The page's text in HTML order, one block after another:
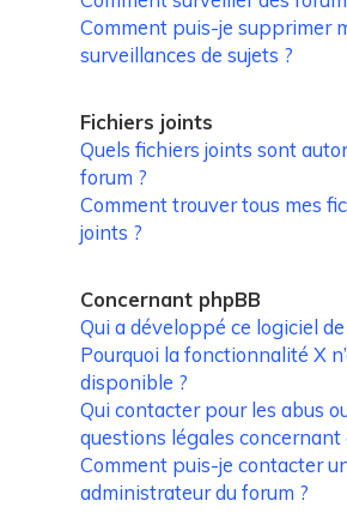
Comment puis-je supprimer
surveillances de sujets ?
Fichiers joints
Quels fichiers joints sont
forum ?
Comment trouver tous mes
joints ?
Concernant phpBB
Qui a développé ce logiciel
Pourquoi la fonctionnalité X
disponible ?
Qui contacter pour les abus
questions légales concernant
Comment puis-je contacter
administrateur du forum ?